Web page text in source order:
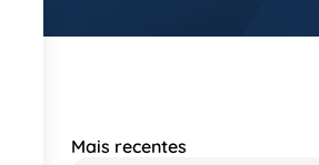
Mais recentes